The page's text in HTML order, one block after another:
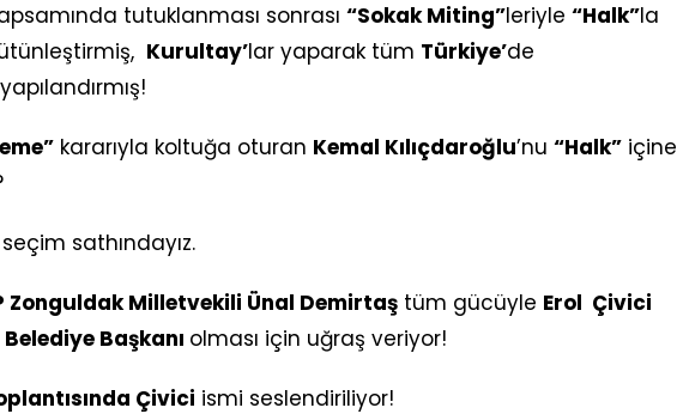
tutuklanması sonrası “Sokak Miting”leriyle “Halk”la
Kurultay’lar yaparak tüm Türkiye’de
yapılandırmış!
kararıyla koltuğa oturan Kemal Kılıçdaroğlu’nu “Halk” içine
sathındayız.
Zonguldak Milletvekili Ünal Demirtaş tüm gücüyle Erol Çivici
Başkanı olması için uğraş veriyor!
Çivici ismi seslendiriliyor!